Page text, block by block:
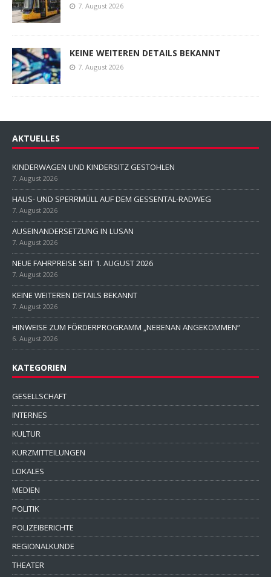
7. August 2026
KEINE WEITEREN DETAILS BEKANNT
7. August 2026
AKTUELLES
KINDERWAGEN UND KINDERSITZ GESTOHLEN
7. August 2026
HAUS- UND SPERRMÜLL AUF DEM GESSENTAL-RADWEG
7. August 2026
AUSEINANDERSETZUNG IN LUSAN
7. August 2026
NEUE FAHRPREISE SEIT 1. AUGUST 2026
7. August 2026
KEINE WEITEREN DETAILS BEKANNT
7. August 2026
HINWEISE ZUM FÖRDERPROGRAMM „NEBENAN ANGEKOMMEN“
6. August 2026
KATEGORIEN
GESELLSCHAFT
INTERNES
KULTUR
KURZMITTEILUNGEN
LOKALES
MEDIEN
POLITIK
POLIZEIBERICHTE
REGIONALKUNDE
THEATER